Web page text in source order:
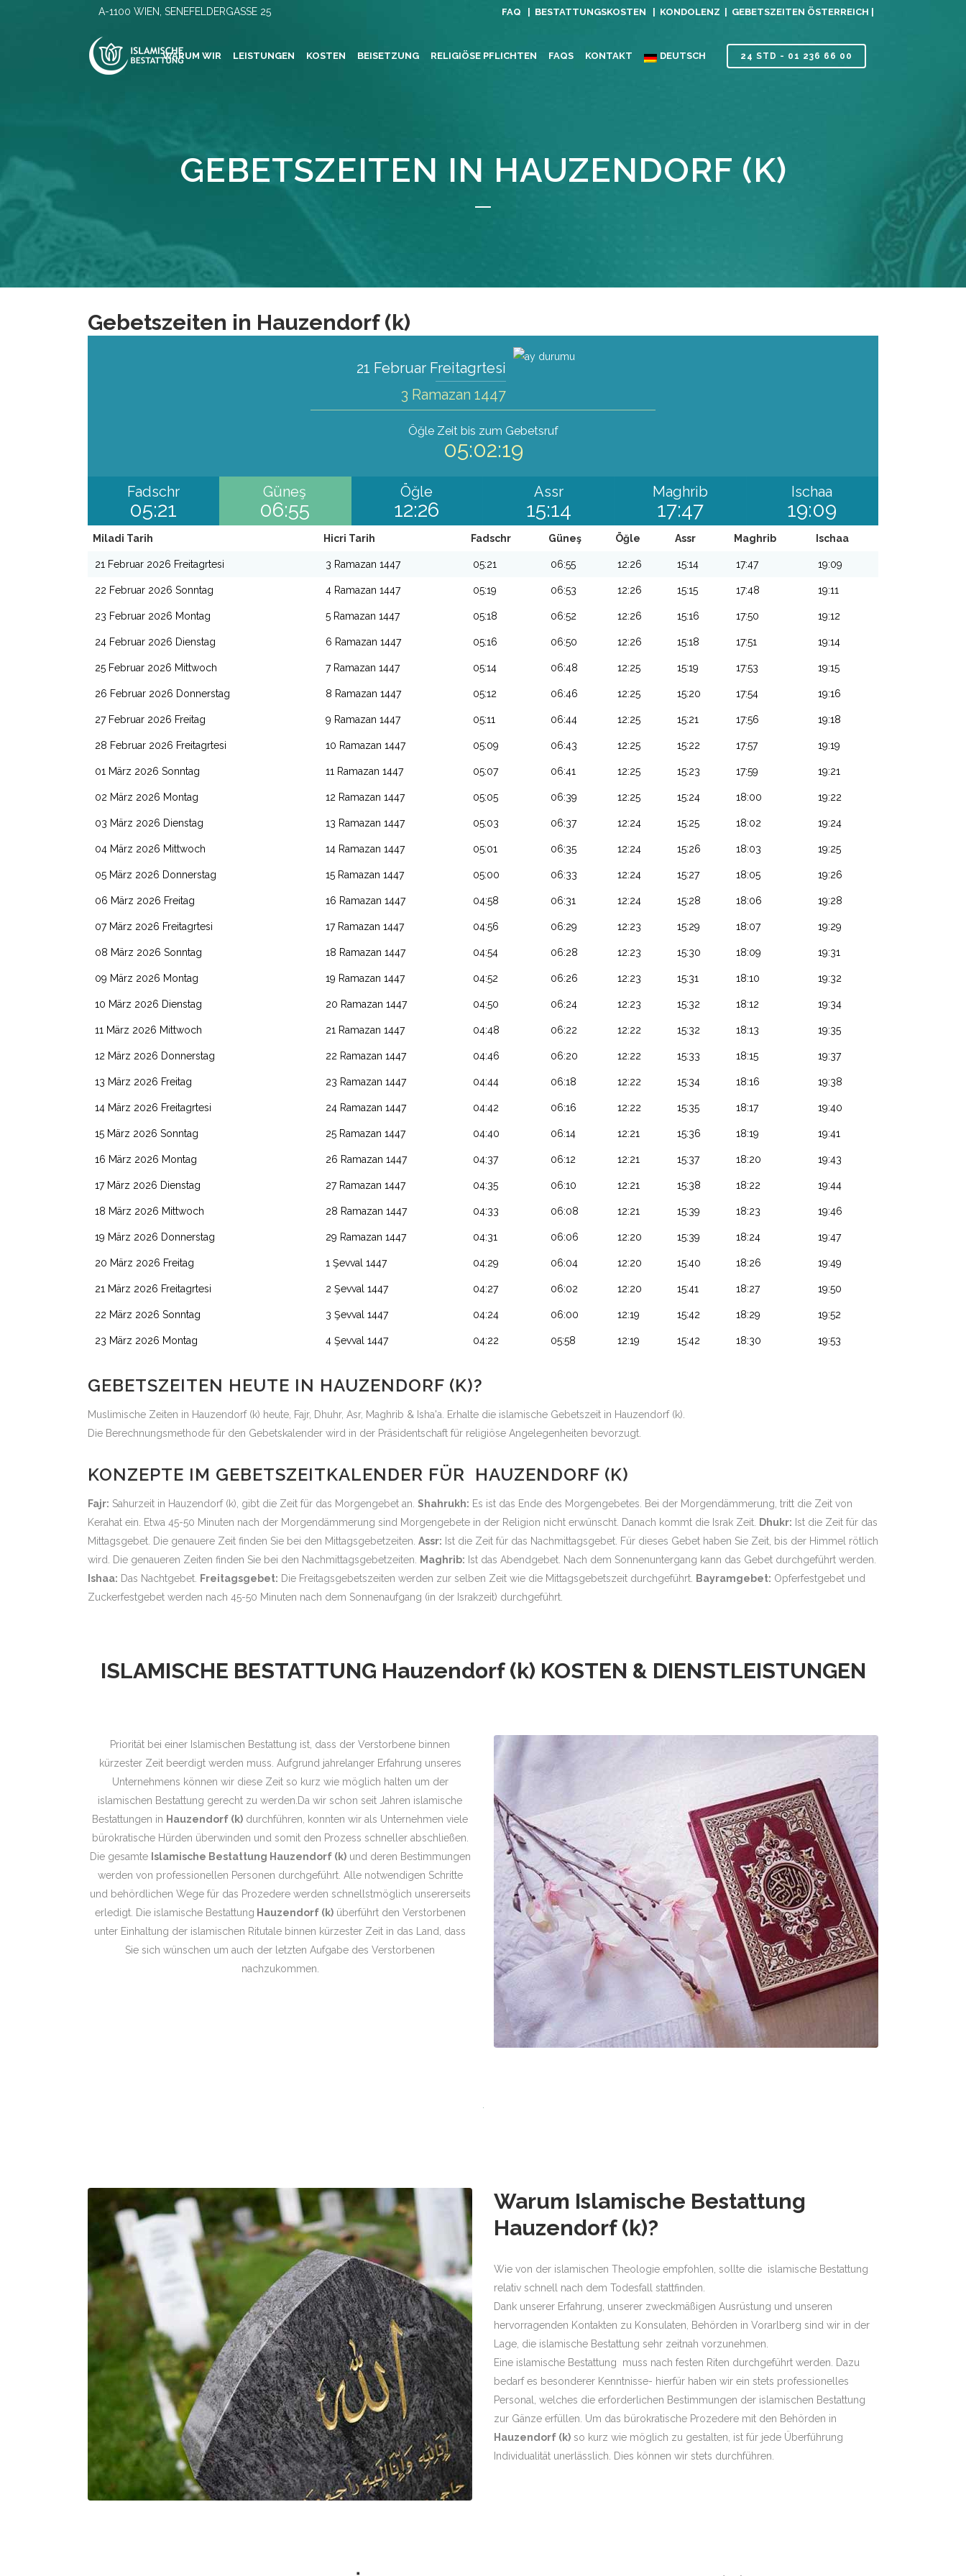
A-1100 WIEN, SENEFELDERGASSE 25 FAQ | BESTATTUNGSKOSTEN | KONDOLENZ | GEBETSZEITEN ÖSTERREICH |
24 STD - 01 236 66 00
WARUM WIR LEISTUNGEN KOSTEN BEISETZUNG RELIGIÖSE PFLICHTEN FAQS KONTAKT DEUTSCH
GEBETSZEITEN IN HAUZENDORF (K)
Gebetszeiten in Hauzendorf (k)
21 Februar Freitagrtesi
3 Ramazan 1447
ÖğleZeit bis zum Gebetsruf
05:02:17
Fadschr
05:21
Güneş
06:55
Öğle
12:26
Assr
15:14
Maghrib
17:47
Ischaa
19:09
Miladi Tarih Hicri Tarih Fadschr Güneş Öğle Assr Maghrib Ischaa
21 Februar 2026 Freitagrtesi 3 Ramazan 1447 05:21 06:55 12:26 15:14 17:47 19:09
22 Februar 2026 Sonntag 4 Ramazan 1447 05:19 06:53 12:26 15:15 17:48 19:11
23 Februar 2026 Montag 5 Ramazan 1447 05:18 06:52 12:26 15:16 17:50 19:12
24 Februar 2026 Dienstag 6 Ramazan 1447 05:16 06:50 12:26 15:18 17:51 19:14
25 Februar 2026 Mittwoch 7 Ramazan 1447 05:14 06:48 12:25 15:19 17:53 19:15
26 Februar 2026 Donnerstag 8 Ramazan 1447 05:12 06:46 12:25 15:20 17:54 19:16
27 Februar 2026 Freitag 9 Ramazan 1447 05:11 06:44 12:25 15:21 17:56 19:18
28 Februar 2026 Freitagrtesi 10 Ramazan 1447 05:09 06:43 12:25 15:22 17:57 19:19
01 März 2026 Sonntag 11 Ramazan 1447 05:07 06:41 12:25 15:23 17:59 19:21
02 März 2026 Montag 12 Ramazan 1447 05:05 06:39 12:25 15:24 18:00 19:22
03 März 2026 Dienstag 13 Ramazan 1447 05:03 06:37 12:24 15:25 18:02 19:24
04 März 2026 Mittwoch 14 Ramazan 1447 05:01 06:35 12:24 15:26 18:03 19:25
05 März 2026 Donnerstag 15 Ramazan 1447 05:00 06:33 12:24 15:27 18:05 19:26
06 März 2026 Freitag 16 Ramazan 1447 04:58 06:31 12:24 15:28 18:06 19:28
07 März 2026 Freitagrtesi 17 Ramazan 1447 04:56 06:29 12:23 15:29 18:07 19:29
08 März 2026 Sonntag 18 Ramazan 1447 04:54 06:28 12:23 15:30 18:09 19:31
09 März 2026 Montag 19 Ramazan 1447 04:52 06:26 12:23 15:31 18:10 19:32
10 März 2026 Dienstag 20 Ramazan 1447 04:50 06:24 12:23 15:32 18:12 19:34
11 März 2026 Mittwoch 21 Ramazan 1447 04:48 06:22 12:22 15:32 18:13 19:35
12 März 2026 Donnerstag 22 Ramazan 1447 04:46 06:20 12:22 15:33 18:15 19:37
13 März 2026 Freitag 23 Ramazan 1447 04:44 06:18 12:22 15:34 18:16 19:38
14 März 2026 Freitagrtesi 24 Ramazan 1447 04:42 06:16 12:22 15:35 18:17 19:40
15 März 2026 Sonntag 25 Ramazan 1447 04:40 06:14 12:21 15:36 18:19 19:41
16 März 2026 Montag 26 Ramazan 1447 04:37 06:12 12:21 15:37 18:20 19:43
17 März 2026 Dienstag 27 Ramazan 1447 04:35 06:10 12:21 15:38 18:22 19:44
18 März 2026 Mittwoch 28 Ramazan 1447 04:33 06:08 12:21 15:39 18:23 19:46
19 März 2026 Donnerstag 29 Ramazan 1447 04:31 06:06 12:20 15:39 18:24 19:47
20 März 2026 Freitag 1 Şevval 1447 04:29 06:04 12:20 15:40 18:26 19:49
21 März 2026 Freitagrtesi 2 Şevval 1447 04:27 06:02 12:20 15:41 18:27 19:50
22 März 2026 Sonntag 3 Şevval 1447 04:24 06:00 12:19 15:42 18:29 19:52
23 März 2026 Montag 4 Şevval 1447 04:22 05:58 12:19 15:42 18:30 19:53
GEBETSZEITEN HEUTE IN HAUZENDORF (K)?
Muslimische Zeiten in Hauzendorf (k) heute, Fajr, Dhuhr, Asr, Maghrib & Isha'a. Erhalte die islamische Gebetszeit in Hauzendorf (k).
Die Berechnungsmethode für den Gebetskalender wird in der Präsidentschaft für religiöse Angelegenheiten bevorzugt.
KONZEPTE IM GEBETSZEITKALENDER FÜR HAUZENDORF (K)
Fajr: Sahurzeit in Hauzendorf (k), gibt die Zeit für das Morgengebet an. Shahrukh: Es ist das Ende des Morgengebetes. Bei der Morgendämmerung, tritt die Zeit von
Kerahat ein. Etwa 45-50 Minuten nach der Morgendämmerung sind Morgengebete in der Religion nicht erwünscht. Danach kommt die Israk Zeit. Dhukr: Ist die Zeit für das
Mittagsgebet. Die genauere Zeit finden Sie bei den Mittagsgebetzeiten. Assr: Ist die Zeit für das Nachmittagsgebet. Für dieses Gebet haben Sie Zeit, bis der Himmel rötlich
wird. Die genaueren Zeiten finden Sie bei den Nachmittagsgebetzeiten. Maghrib: Ist das Abendgebet. Nach dem Sonnenuntergang kann das Gebet durchgeführt werden.
Ishaa: Das Nachtgebet. Freitagsgebet: Die Freitagsgebetszeiten werden zur selben Zeit wie die Mittagsgebetszeit durchgeführt. Bayramgebet: Opferfestgebet und
Zuckerfestgebet werden nach 45-50 Minuten nach dem Sonnenaufgang (in der Israkzeit) durchgeführt.
ISLAMISCHE BESTATTUNG Hauzendorf (k) KOSTEN & DIENSTLEISTUNGEN
Priorität bei einer Islamischen Bestattung ist, dass der Verstorbene binnen
kürzester Zeit beerdigt werden muss. Aufgrund jahrelanger Erfahrung unseres
Unternehmens können wir diese Zeit so kurz wie möglich halten um der
islamischen Bestattung gerecht zu werden.Da wir schon seit Jahren islamische
Bestattungen in Hauzendorf (k) durchführen, konnten wir als Unternehmen viele
bürokratische Hürden überwinden und somit den Prozess schneller abschließen.
Die gesamte Islamische Bestattung Hauzendorf (k)und deren Bestimmungen
werden von professionellen Personen durchgeführt. Alle notwendigen Schritte
und behördlichen Wege für das Prozedere werden schnellstmöglich unsererseits
erledigt. Die islamische Bestattung Hauzendorf (k)überführt den Verstorbenen
unter Einhaltung der islamischen Ritutale binnen kürzester Zeit in das Land, dass
Sie sich wünschen um auch der letzten Aufgabe des Verstorbenen
nachzukommen.
Warum Islamische Bestattung
Hauzendorf (k)?
Wie von der islamischen Theologie empfohlen, sollte die islamische Bestattung
relativ schnell nach dem Todesfall stattfinden.
Dank unserer Erfahrung, unserer zweckmäßigen Ausrüstung und unseren
hervorragenden Kontakten zu Konsulaten, Behörden in Vorarlberg sind wir in der
Lage, die islamische Bestattung sehr zeitnah vorzunehmen.
Eine islamische Bestattung muss nach festen Riten durchgeführt werden. Dazu
bedarf es besonderer Kenntnisse- hierfür haben wir ein stets professionelles
Personal, welches die erforderlichen Bestimmungen der islamischen Bestattung
zur Gänze erfüllen. Um das bürokratische Prozedere mit den Behörden in
Hauzendorf (k) so kurz wie möglich zu gestalten, ist für jede Überführung
Individualität unerlässlich. Dies können wir stets durchführen.